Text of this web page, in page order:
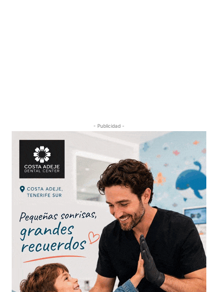
- Publicidad -